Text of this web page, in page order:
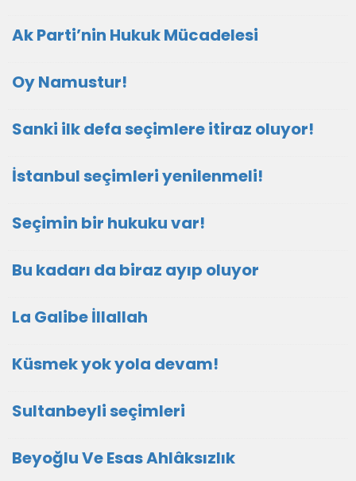
Ak Parti’nin Hukuk Mücadelesi
Oy Namustur!
Sanki ilk defa seçimlere itiraz oluyor!
İstanbul seçimleri yenilenmeli!
Seçimin bir hukuku var!
Bu kadarı da biraz ayıp oluyor
La Galibe İllallah
Küsmek yok yola devam!
Sultanbeyli seçimleri
Beyoğlu Ve Esas Ahlâksızlık